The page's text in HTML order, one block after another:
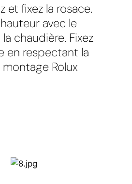
et fixez la rosace.
avec le
chaudière. Fixez
en respectant la
Rolux